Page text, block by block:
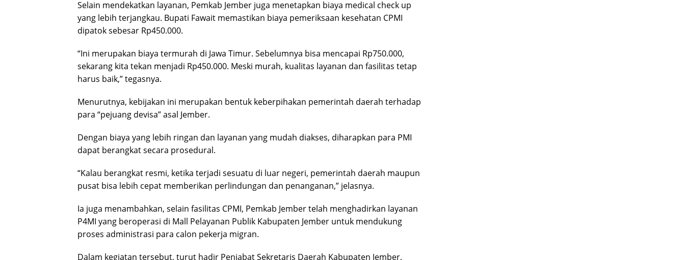
Selain mendekatkan layanan, Pemkab Jember juga menetapkan biaya medical check up
yang lebih terjangkau. Bupati Fawait memastikan biaya pemeriksaan kesehatan CPMI
dipatok sebesar Rp450.000.
“Ini merupakan biaya termurah di Jawa Timur. Sebelumnya bisa mencapai Rp750.000,
sekarang kita tekan menjadi Rp450.000. Meski murah, kualitas layanan dan fasilitas tetap
harus baik,” tegasnya.
Menurutnya, kebijakan ini merupakan bentuk keberpihakan pemerintah daerah terhadap
para “pejuang devisa” asal Jember.
Dengan biaya yang lebih ringan dan layanan yang mudah diakses, diharapkan para PMI
dapat berangkat secara prosedural.
“Kalau berangkat resmi, ketika terjadi sesuatu di luar negeri, pemerintah daerah maupun
pusat bisa lebih cepat memberikan perlindungan dan penanganan,” jelasnya.
Ia juga menambahkan, selain fasilitas CPMI, Pemkab Jember telah menghadirkan layanan
P4MI yang beroperasi di Mall Pelayanan Publik Kabupaten Jember untuk mendukung
proses administrasi para calon pekerja migran.
Dalam kegiatan tersebut, turut hadir Penjabat Sekretaris Daerah Kabupaten Jember,